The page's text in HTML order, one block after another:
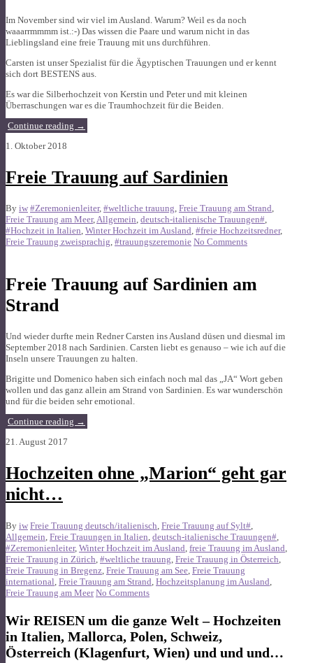
Im November sind wir viel im Ausland. Warum? Weil es da noch
waaarrmmmm ist.:-) Das wissen die Paare und warum nicht in das
Lieblingsland eine freie Trauung mit uns durchführen.
Carsten ist unser Spezialist für die Ägyptischen Trauungen und er kennt
sich dort BESTENS aus.
Es war die Silberhochzeit von Kerstin und Peter und mit kleinen
Überraschungen war es die Traumhochzeit für die Beiden.
Continue reading →
1. Oktober 2018
Freie Trauung auf Sardinien
By iw #Zeremonienleiter, #weltliche trauung, Freie Trauung am Strand,
Freie Trauung am Meer,Allgemein, deutsch-italienische Trauungen#,
#Hochzeit in Italien, Winter Hochzeit im Ausland, #freie Hochzeitsredner,
Freie Trauung zweisprachig, #trauungszeremonie No Comments
Freie Trauung auf Sardinien am
Strand
Und wieder durfte mein Redner Carsten ins Ausland düsen und diesmal im
September 2018 nach Sardinien. Carsten liebt es genauso – wie ich auf die
Inseln unsere Trauungen zu halten.
Brigitte und Domenico haben sich einfach noch mal das „JA“ Wort geben
wollen und das ganz allein am Strand von Sardinien. Es war wunderschön
und für die beiden sehr emotional.
Continue reading →
21. August 2017
Hochzeiten ohne „Marion“ geht gar
nicht…
By iw Freie Trauung deutsch/italienisch Freie Trauung auf Sylt#
Allgemein Freie Trauungen in Italien deutsch-italienische Trauungen#
#Zeremonienleiter, Winter Hochzeit im Ausland freie Trauung im Ausland
Freie Trauung in Zürich #weltliche trauung Freie Trauung in Österreich
Freie Trauung in Bregenz Freie Trauung am See Freie Trauung
international Freie Trauung am Strand Hochzeitsplanung im Ausland
Freie Trauung am Meer No Comments
Wir REISEN um die ganze Welt – Hochzeiten
in Italien, Mallorca, Polen, Schweiz,
Österreich (Klagenfurt, Wien) und und und…